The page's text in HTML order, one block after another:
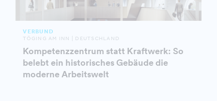
VERBUND
TÖGING AM INN | DEUTSCHLAND
Kompetenzzentrum statt Kraftwerk: So
belebt ein historisches Gebäude die
moderne Arbeitswelt